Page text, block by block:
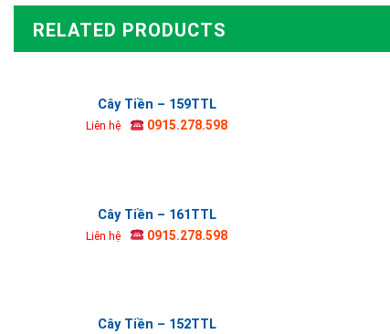
RELATED PRODUCTS
Cây Tiền – 159TTL
Liên hệ 0915.278.598
Cây Tiền – 161TTL
Liên hệ 0915.278.598
Cây Tiền – 152TTL